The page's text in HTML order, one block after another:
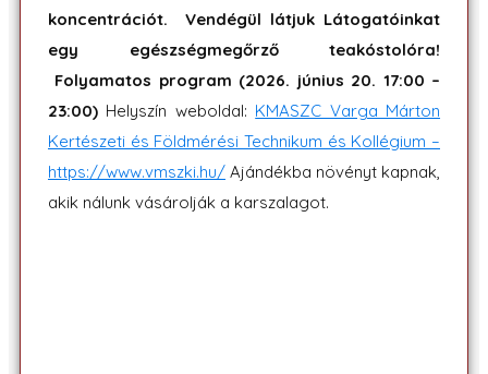
koncentrációt. Vendégül látjuk Látogatóinkat
egy egészségmegőrző teakóstolóra!
Folyamatos program (2026. június 20. 17:00 –
23:00) Helyszín weboldal: KMASZC Varga Márton
Kertészeti és Földmérési Technikum és Kollégium –
https://www.vmszki.hu/ Ajándékba növényt kapnak,
akik nálunk vásárolják a karszalagot.